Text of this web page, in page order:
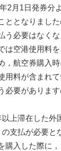
2月1日発券分
ととなりまし
う必要はなく
は空港使用料
，航空券購入時
用料が含まれ
必要がありま
上滞在した外
支払が必要と
購入した際に